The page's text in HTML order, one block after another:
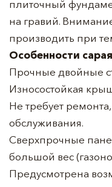
плиточный
на гравий.
производить при
Особенности
Прочные двойные
Износостойкая
Не требует
обслуживания.
Сверхпрочные
большой вес
Предусмотрена